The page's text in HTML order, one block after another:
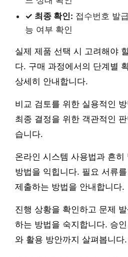
✓ 최종 확인: 접수번호 발
능 여부 확인
실제 제품 선택 시 고려해야
다. 구매 과정에서의 단계별
상세히 안내합니다.
비교 검토를 위한 실용적인
최종 결정을 위한 객관적인
습니다.
온라인 시스템 사용법과 흔히
방법을 익힙니다. 필요 서류
제출하는 방법을 안내합니다.
진행 상황을 확인하고 문제
하는 방법을 숙지합니다. 승
와 활용 방안까지 살펴봅니다.